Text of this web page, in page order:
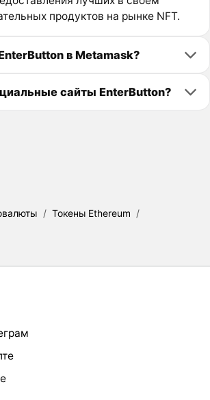
продуктов на рынке NFT.
в Metamask?
сайты EnterButton?
/ Токены Ethereum /